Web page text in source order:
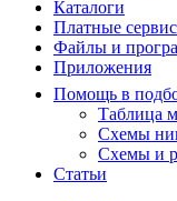
Каталоги
Платные
Файлы и
Приложения
Помощь в
Таблица
Схемы
Схемы и
Статьи